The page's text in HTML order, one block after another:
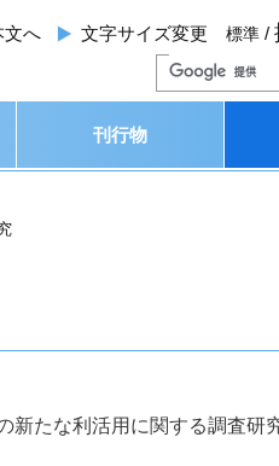
文へ 文字サイズ変更標準 /
刊行物
新たな利活用に関する調査研